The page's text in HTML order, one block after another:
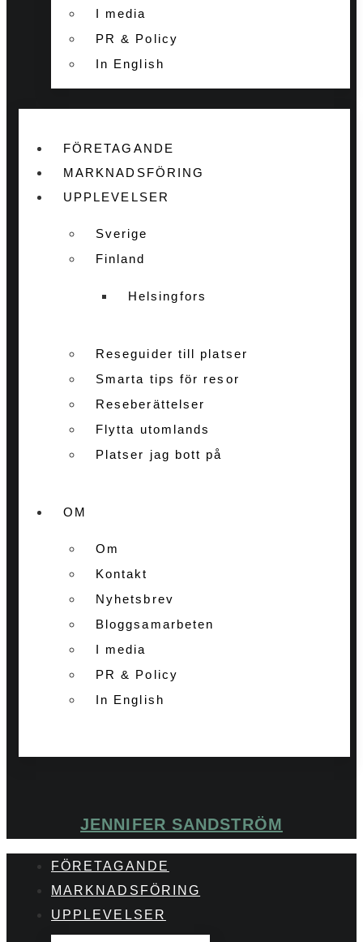
I media
PR & Policy
In English
FÖRETAGANDE
MARKNADSFÖRING
UPPLEVELSER
Sverige
Finland
Helsingfors
Reseguider till platser
Smarta tips för resor
Reseberättelser
Flytta utomlands
Platser jag bott på
OM
Om
Kontakt
Nyhetsbrev
Bloggsamarbeten
I media
PR & Policy
In English
JENNIFER SANDSTRÖM
FÖRETAGANDE
MARKNADSFÖRING
UPPLEVELSER